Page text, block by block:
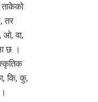
तर
ओ, वा,
छ ।
कि, कु,